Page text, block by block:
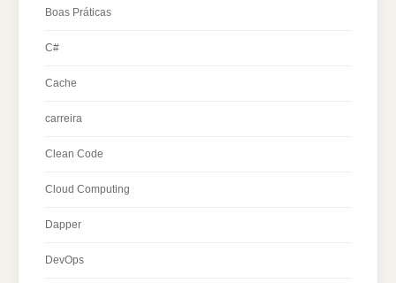
Boas Práticas
C#
Cache
carreira
Clean Code
Cloud Computing
Dapper
DevOps